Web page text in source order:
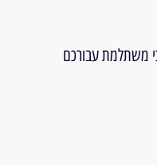
משתלמת עבורכם